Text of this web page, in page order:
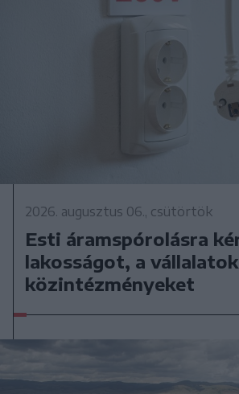
2026. augusztus 06., csütörtök
Esti áramspórolásra
lakosságot, a
közintézményeket